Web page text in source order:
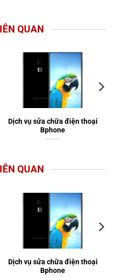
QUAN
Dịch vụ sửa chữa điện thoại
Bphone
QUAN
Dịch vụ sửa chữa điện thoại
Bphone